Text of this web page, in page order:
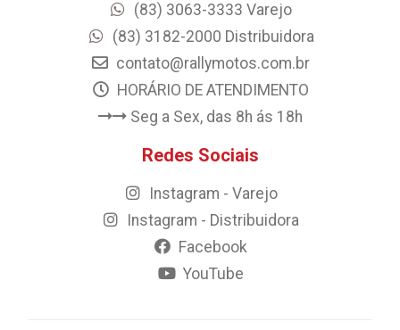
(83) 3063-3333 Varejo
(83) 3182-2000 Distribuidora
contato@rallymotos.com.br
HORÁRIO DE ATENDIMENTO
Seg a Sex, das 8h ás 18h
Redes Sociais
Instagram - Varejo
Instagram - Distribuidora
Facebook
YouTube